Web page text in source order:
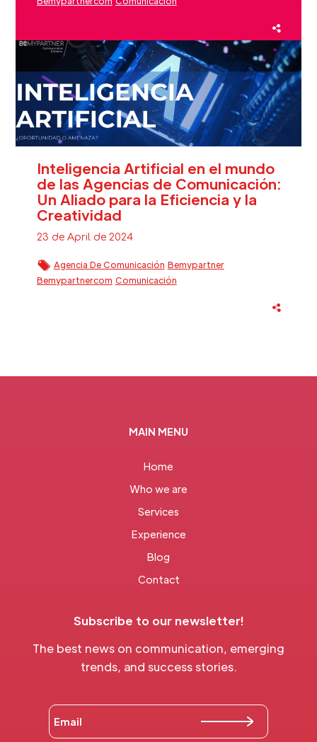
Inteligencia Artificial en el mundo
de las Agencias de Comunicación:
Un Aliado para la Eficiencia y la
Creatividad
23 de April de 2024
Agencia De Comunicación Bemypartner
Bemypartnercom Comunicación
MAIN MENU
Home
Who we are
Services
Experience
Blog
Contact
Subscribe to our newsletter!
The best news on communication, emerging
trends, and success stories.